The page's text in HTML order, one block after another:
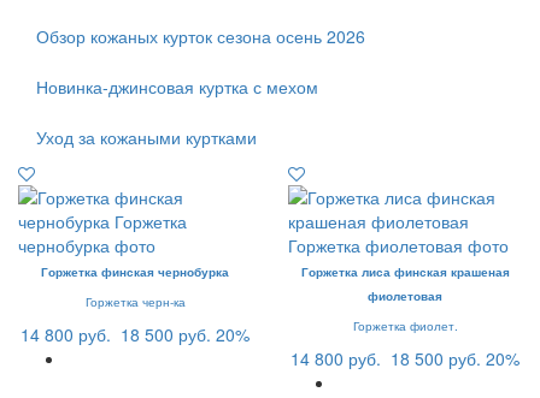
Обзор кожаных курток сезона осень 2026
Новинка-джинсовая куртка с мехом
Уход за кожаными куртками
Горжетка финская чернобурка
Горжетка черн-ка
14 800 руб. 18 500 руб. 20%
Горжетка лиса финская крашеная
фиолетовая
Горжетка фиолет.
14 800 руб. 18 500 руб. 20%